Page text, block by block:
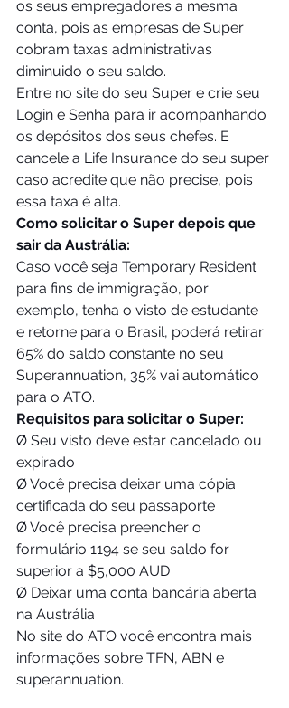
os seus empregadores a mesma
conta, pois as empresas de Super
cobram taxas administrativas
diminuido o seu saldo.
Entre no site do seu Super e crie seu
Login e Senha para ir acompanhando
os depósitos dos seus chefes. E
cancele a Life Insurance do seu super
caso acredite que não precise, pois
essa taxa é alta.
Como solicitar o Super depois que
sair da Austrália:
Caso você seja Temporary Resident
para fins de immigração, por
exemplo, tenha o visto de estudante
e retorne para o Brasil, poderá retirar
65% do saldo constante no seu
Superannuation, 35% vai automático
para o ATO.
Requisitos para solicitar o Super:
Ø Seu visto deve estar cancelado ou
expirado
Ø Você precisa deixar uma cópia
certificada do seu passaporte
Ø Você precisa preencher o
formulário 1194 se seu saldo for
superior a $5,000 AUD
Ø Deixar uma conta bancária aberta
na Austrália
No site do ATO você encontra mais
informações sobre TFN, ABN e
superannuation.